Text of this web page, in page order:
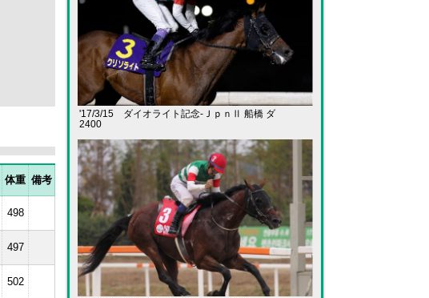
体重 備考
498
497
502
'17/3/15 ダイオライト記念-ＪｐｎⅡ 船橋 ダ
2400